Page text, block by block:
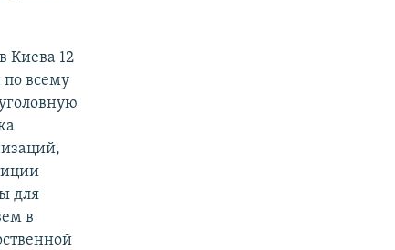
Киева 12
по всему
для
в